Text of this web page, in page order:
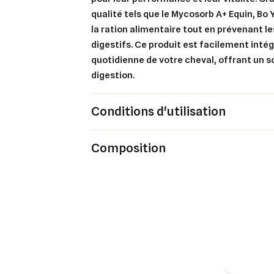
qualité tels que le Mycosorb A+ Equin, Bo
la ration alimentaire tout en prévenant
digestifs. Ce produit est facilement
quotidienne de votre cheval, offrant un
digestion.
Conditions d'utilisation
Composition
Nom